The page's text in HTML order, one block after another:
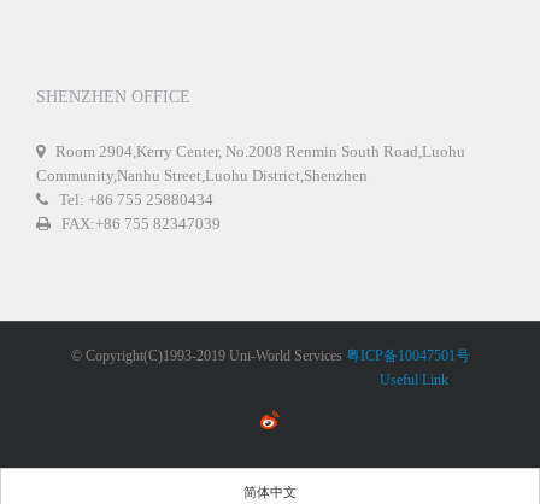
SHENZHEN OFFICE
Room 2904,Kerry Center, No.2008 Renmin South Road,Luohu
Community,Nanhu Street,Luohu District,Shenzhen
Tel: +86 755 25880434
FAX:+86 755 82347039
© Copyright(C)1993-2019 Uni-World Services 粤ICP备10047501号
Useful Link
简体中文